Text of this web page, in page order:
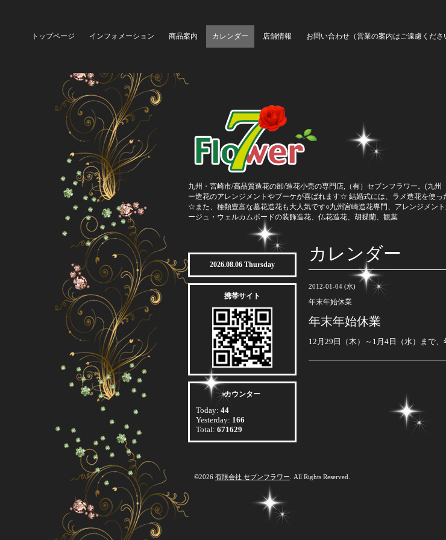
トップページ インフォメーション 商品案内 カレンダー 店舗情報 お問い合わせ（営業の案内はご遠慮くださ
九州・宮崎市/高品質造花の卸/造花小売の専門店,（有）セブンフラワー。(九
ー造花のアレンジメントやブーケが喜ばれます☆ 結婚式には、ラメ造花を使
☆また、種類豊富な墓花造花も大人気です○九州宮崎造花専門、アレンジメン
ージュ・ウェルカムボードの装飾造花、仏花造花、胡蝶蘭、観葉
カレンダー
2012-01-04 (水)
年末年始休業
年末年始休業
12月29日（木）～1月4日（水）まで
2026.08.06 Thursday
携帯サイト
カウンター
Today: 44
Yesterday: 166
Total: 671629
©2026 有限会社 セブンフラワー . All Rights Reserved.